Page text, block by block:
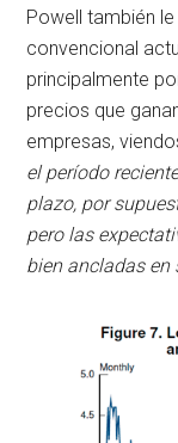
Powell también
convencional
principalmente
precios que
empresas,
el período
plazo, por
pero las
bien ancladas en